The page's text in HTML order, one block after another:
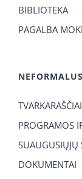
BIBLIOTEKA
PAGALBA
TVARKARAŠČIAI
PROGRAMOS
SUAUGUSIŲJŲ
DOKUMENTAI